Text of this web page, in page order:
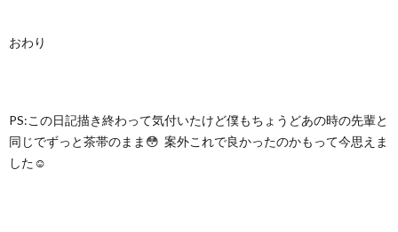
おわり
PS:この日記描き終わって気付いたけど僕もちょうどあの時の先輩と
同じでずっと茶帯のまま😳 案外これで良かったのかもって今思えま
した☺️